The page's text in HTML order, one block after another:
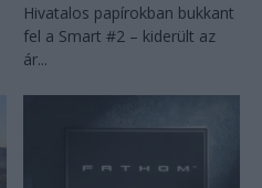
Hivatalos papírokban bukkant
fel a Smart #2 – kiderült az
ár...